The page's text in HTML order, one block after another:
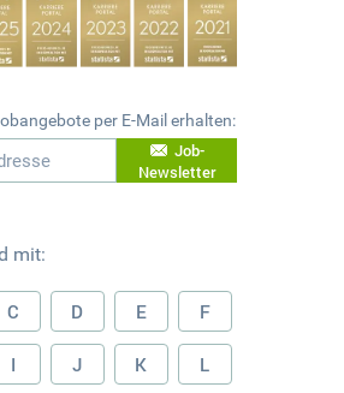
per E-Mail erhalten:
Job-
Newsletter
mit:
C D E F
I J K L